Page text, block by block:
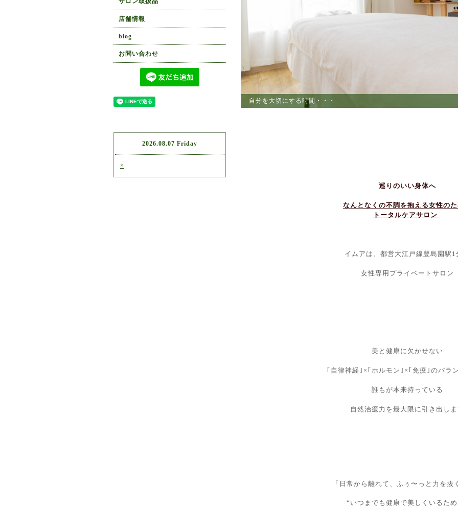
自分を大切にする時間・・・
ストレスからの解放
巡りのいい身体へ
なんとなくの不調を抱える女性の
トータルケアサロン
イムアは、都営大江戸線豊島園駅1
女性専用プライベートサロン
美と健康に欠かせない
｢自律神経｣×｢ホルモン｣×｢免疫｣のバラ
誰もが本来持っている
自然治癒力を最大限に引き出し
「日常から離れて、ふぅ〜っと力を抜
“いつまでも健康で美しくいるた
店舗情報
blog
お問い合わせ
2026.08.07 Friday
×